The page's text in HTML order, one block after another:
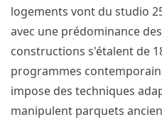
logements vont du studio
avec une prédominance des
constructions s'étalent de
programmes
impose des techniques
manipulent parquets